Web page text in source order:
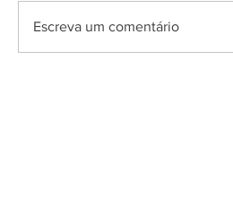
Escreva um comentário